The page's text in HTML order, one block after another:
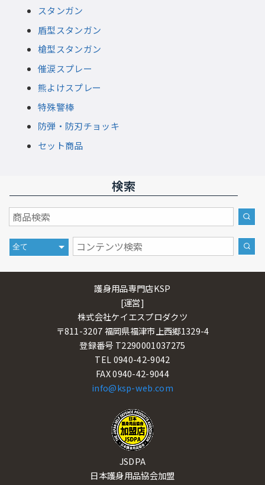
スタンガン
盾型スタンガン
槍型スタンガン
催涙スプレー
熊よけスプレー
特殊警棒
防弾・防刃チョッキ
セット商品
検索
護身用品専門店KSP
[運営]
株式会社ケイエスプロダクツ
〒811-3207 福岡県福津市上西郷1329-4
登録番号 T2290001037275
TEL 0940-42-9042
FAX 0940-42-9044
info@ksp-web.com
JSDPA
日本護身用品協会加盟